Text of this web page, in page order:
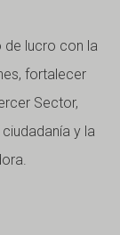
de lucro con la
fortalecer
Sector,
y la